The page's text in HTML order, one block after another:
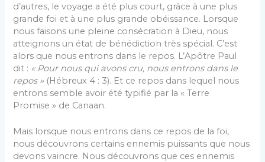
d’autres, le voyage a été plus court, grâce à une plus
grande foi et à une plus grande obéissance. Lorsque
nous faisons une pleine consécration à Dieu, nous
atteignons un état de bénédiction très spécial. C’est
alors que nous entrons dans le repos. L’Apôtre Paul
dit : « Pour nous qui avons cru, nous entrons dans le
repos » (Hébreux 4 : 3). Et ce repos dans lequel nous
entrons semble avoir été typifié par la « Terre
Promise » de Canaan.
Mais lorsque nous entrons dans ce repos de la foi,
nous découvrons certains ennemis puissants que nous
devons vaincre. Nous découvrons que ces ennemis